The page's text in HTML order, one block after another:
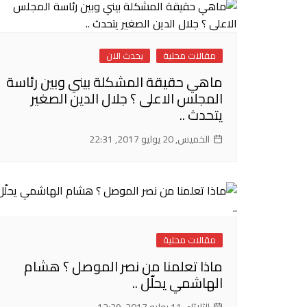
مقالات محلية يحدث الان
ماهي حقيقة المشكلة بيني وبين رئاسة
المجلس الاعلى ؟ جلال الدين الصغير
يتحدث ..
الخميس, 20 يوليو 2017, 22:31
مقالات محلية
ماذا تعلمنا من نصر الموصل ؟ هشام
الهاشمي يحلّل ..